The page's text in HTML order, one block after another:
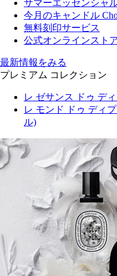
サマーエッセンシャ
今月のキャンドル
無料刻印サービス
公式オンラインスト
最新情報をみる
プレミアム コレクション
レ ゼサンス ドゥ デ
レ モンド ドゥ ディ
ル)